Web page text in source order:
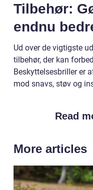
Tilbehør:
endnu
Ud over de vigtigste
tilbehør, der kan
Beskyttelsesbriller er
mod snavs, støv og
Read
More articles